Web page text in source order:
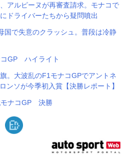
アルピーヌが再審査請求。モナコで
ドライバーたちから疑問噴出
国で失意のクラッシュ。普段は冷静
コGP ハイライト
。大波乱のF1モナコGPでアントネ
ンソが今季初入賞【決勝レポート】
モナコGP 決勝